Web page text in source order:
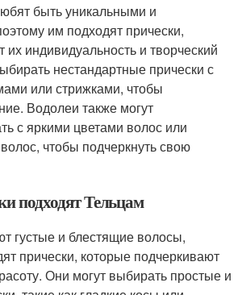
быть уникальными и
им подходят прически,
индивидуальность и творческий
нестандартные прически с
или стрижками, чтобы
Водолеи также могут
с яркими цветами волос или
чтобы подчеркнуть свою
подходят Тельцам
густые и блестящие волосы,
прически, которые подчеркивают
Они могут выбирать простые и